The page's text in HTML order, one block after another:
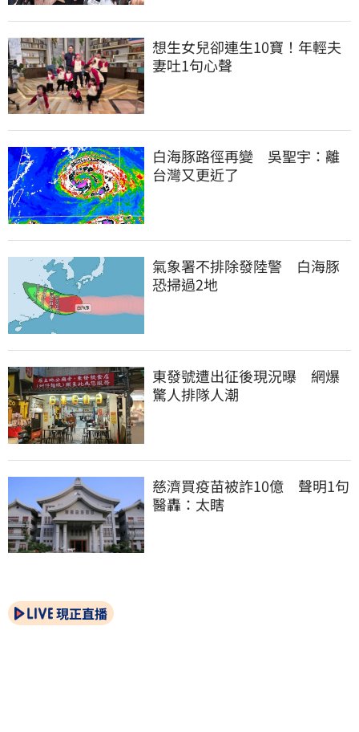
想生女兒卻連生10寶！年輕夫
妻吐1句心聲
白海豚路徑再變　吳聖宇：離
台灣又更近了
氣象署不排除發陸警　白海豚
恐掃過2地
東發號遭出征後現況曝　網爆
驚人排隊人潮
慈濟買疫苗被詐10億　聲明1句
醫轟：太瞎
現正直播